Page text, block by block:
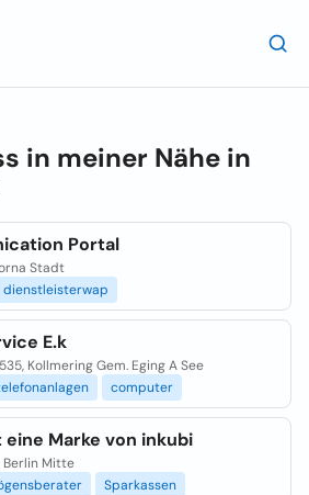
in meiner Nähe in
Portal
Stadt
dienstleisterwap
E.k
Kollmering Gem. Eging A See
computer
Marke von inkubi
Berlin Mitte
Sparkassen